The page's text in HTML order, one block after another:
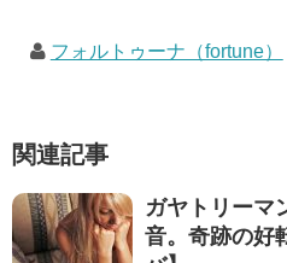
フォルトゥーナ（fortune）
関連記事
ガヤトリーマ
音。奇跡の好